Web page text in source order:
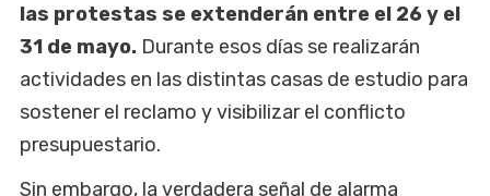
las protestas se extenderán entre el 26 y el
31 de mayo. Durante esos días se realizarán
actividades en las distintas casas de estudio para
sostener el reclamo y visibilizar el conflicto
presupuestario.
Sin embargo, la verdadera señal de alarma